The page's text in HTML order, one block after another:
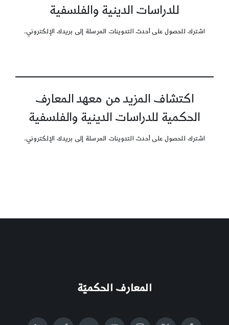
للدراسات الدينية والفلسفية
اشترك للحصول على أحدث التدوينات المرسلة إلى بريدك الإلكتروني.
اكتشاف المزيد من معهد المعارف
الحكمية للدراسات الدينية والفلسفية
اشترك للحصول على أحدث التدوينات المرسلة إلى بريدك الإلكتروني.
المعارف الحكميّة